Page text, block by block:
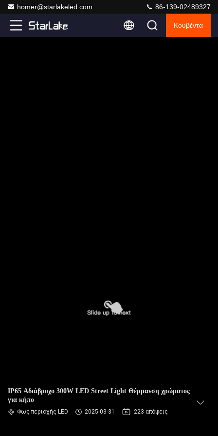
homer@starlakeled.com 86-139-02489327
Κουβέντα
IP65 Αδιάβροχο 300W LED Street Light Θέρμανση χρώματος
για κήπο
Φως περιοχής LED 2025-03-31 223 απόψεις